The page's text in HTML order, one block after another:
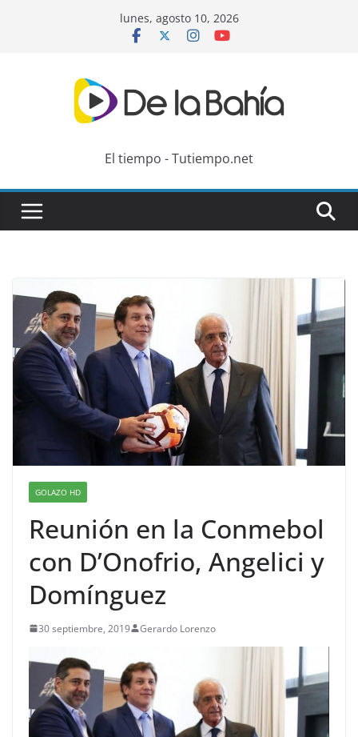
lunes, agosto 10, 2026
El tiempo - Tutiempo.net
GOLAZO HD
Reunión en la Conmebol
con D’Onofrio, Angelici y
Domínguez
30 septiembre, 2019 Gerardo Lorenzo